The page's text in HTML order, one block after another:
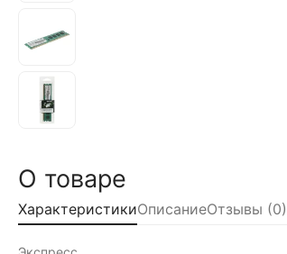
О товаре
ХарактеристикиОписаниеОтзывы (0)